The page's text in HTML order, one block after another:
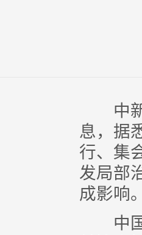
中新
息，据
行、集
发局部
成影响。
中国